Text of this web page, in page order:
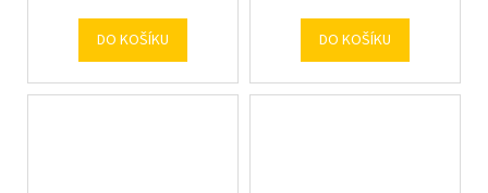
DO KOŠÍKU DO KOŠÍKU